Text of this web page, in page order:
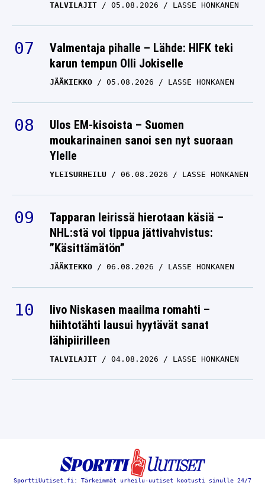
TALVILAJIT 05.08.2026 LASSE HONKANEN
Valmentaja pihalle – Lähde: HIFK teki
karun tempun Olli Jokiselle
JÄÄKIEKKO 05.08.2026 LASSE HONKANEN
Ulos EM-kisoista – Suomen
moukarinainen sanoi sen nyt suoraan
Ylelle
YLEISURHEILU 06.08.2026 LASSE HONKANEN
Tapparan leirissä hierotaan käsiä –
NHL:stä voi tippua jättivahvistus:
”Käsittämätön”
JÄÄKIEKKO 06.08.2026 LASSE HONKANEN
Iivo Niskasen maailma romahti –
hiihtotähti lausui hyytävät sanat
lähipiirilleen
TALVILAJIT 04.08.2026 LASSE HONKANEN
SporttiUutiset.fi: Tärkeimmät urheilu-uutiset kootusti sinulle 24/7